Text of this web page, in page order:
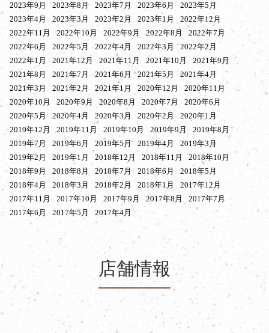
2023年9月
2023年8月 2023年7月 2023年6月
2023年5月
2023年4月
2023年3月 2023年2月 2023年1月
2022年12月
2022年11月
2022年10月 2022年9月 2022年8月
2022年7月
2022年6月
2022年5月 2022年4月 2022年3月
2022年2月
2022年1月
2021年12月 2021年11月 2021年10月
2021年9月
2021年8月
2021年7月 2021年6月 2021年5月
2021年4月
2021年3月
2021年2月 2021年1月 2020年12月
2020年11月
2020年10月
2020年9月 2020年8月 2020年7月
2020年6月
2020年5月
2020年4月 2020年3月 2020年2月
2020年1月
2019年12月
2019年11月 2019年10月 2019年9月
2019年8月
2019年7月
2019年6月 2019年5月 2019年4月
2019年3月
2019年2月
2019年1月 2018年12月 2018年11月
2018年10月
2018年9月
2018年8月 2018年7月 2018年6月
2018年5月
2018年4月
2018年3月 2018年2月 2018年1月
2017年12月
2017年11月
2017年10月 2017年9月 2017年8月
2017年7月
2017年6月
2017年5月 2017年4月
店舗情報